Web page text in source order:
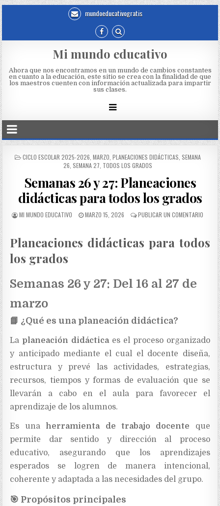
mundoeducativogratis
Mi mundo educativo
Ahora que nos encontramos en un mundo de cambios constantes
en cuanto a la educación, este sitio se crea con la finalidad de que
los maestros cuenten con información actualizada para impartir
sus clases.
CICLO ESCOLAR 2025-2026 MARZO PLANEACIONES DIDÁCTICAS SEMANA
26 SEMANA 27 TODOS LOS GRADOS
Semanas 26 y 27: Planeaciones
didácticas para todos los grados
MI MUNDO EDUCATIVO MARZO 15, 2026 PUBLICAR UN COMENTARIO
Planeaciones didácticas para todos
los grados
Semanas 26 y 27: Del 16 al 27 de
marzo
📘 ¿Qué es una planeación didáctica?
La planeación didácticaes el proceso organizado
y anticipado mediante el cual el docente diseña,
estructura y prevé las actividades, estrategias,
recursos, tiempos y formas de evaluación que se
llevarán a cabo en el aula para favorecer el
aprendizaje de los alumnos.
Es una herramienta de trabajo docente que
permite dar sentido y dirección al proceso
educativo, asegurando que los aprendizajes
esperados se logren de manera intencional,
coherente y adaptada a las necesidades del grupo.
🎯 Propósitos principales